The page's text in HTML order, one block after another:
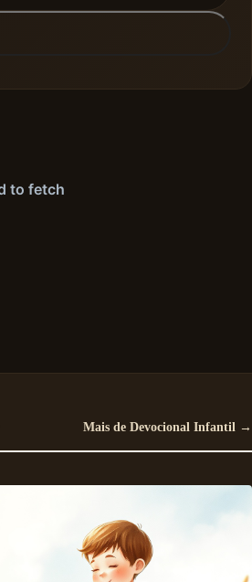
Mais de Devocional Infantil →